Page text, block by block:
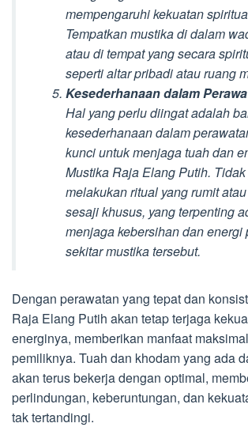
mempengaruhi kekuatan
Tempatkan mustika di dalam
atau di tempat yang secara
seperti altar pribadi atau ruang
Kesederhanaan dalam
Hal yang perlu diingat adalah
kesederhanaan dalam
kunci untuk menjaga tuah dan
Mustika Raja Elang Putih.
melakukan ritual yang rumit
sesaji khusus, yang terpenting
menjaga kebersihan dan energi
sekitar mustika tersebut.
Dengan perawatan yang tepat dan
Raja Elang Putih akan tetap terjaga
energinya, memberikan manfaat
pemiliknya. Tuah dan khodam yang ada
akan terus bekerja dengan optimal,
perlindungan, keberuntungan, dan
tak tertandingi.